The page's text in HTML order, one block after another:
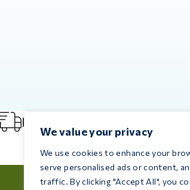
We value your privacy
We use cookies to enhance your
serve personalised ads or content,
traffic. By clicking "Accept All", you
Livraison immédiate